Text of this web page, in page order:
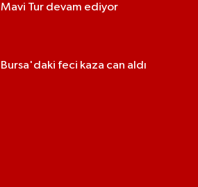
Mavi Tur devam ediyor
Bursa'daki feci kaza can aldı